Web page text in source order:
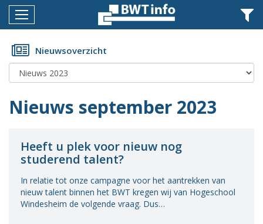
Menu
Home
Nieuws
Documenten
Dossiers
Fotoalbums
Opleidingen
Nieuwsoverzicht
Nieuws september 2023
Heeft u plek voor nieuw nog
studerend talent?
In relatie tot onze campagne voor het aantrekken van
nieuw talent binnen het BWT kregen wij van Hogeschool
Windesheim de volgende vraag. Dus…